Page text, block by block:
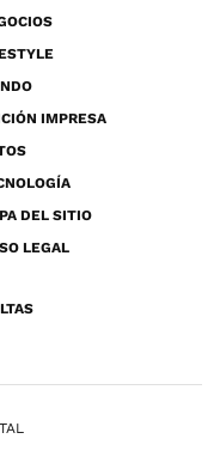
IMPRESA
DEL SITIO
LEGAL